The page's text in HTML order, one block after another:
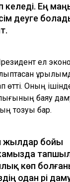
келеді. Ең
деуге
ел
өтті. Оның
баяу
тозуы бар.
жылдар бойы
көп
одан әрі